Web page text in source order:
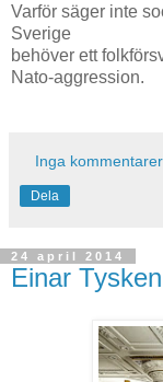
Varför säger inte
Sverige
behöver ett
Nato-aggression.
Inga
Dela
24 april 2014
Einar